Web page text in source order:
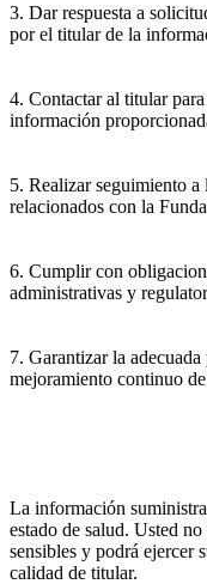
3. Dar respuesta a
por el titular de la
4. Contactar al titular
información
5. Realizar seguimiento a
relacionados con la
6. Cumplir con
administrativas y
7. Garantizar la
mejoramiento continuo
La información
estado de salud. Usted
sensibles y podrá ejercer
calidad de titular.